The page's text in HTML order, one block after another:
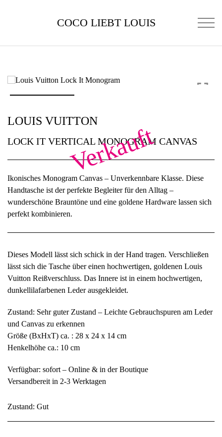
COCO LIEBT LOUIS
Verkauft
LOUIS VUITTON
LOCK IT VERTICAL MONOGRAM CANVAS
Ikonisches Monogram Canvas – Unverkennbare Klasse. Diese
Handtasche ist der perfekte Begleiter für den Alltag –
wunderschöne Brauntöne und eine goldene Hardware lassen sich
perfekt kombinieren.
Dieses Modell lässt sich schick in der Hand tragen. Verschließen
lässt sich die Tasche über einen hochwertigen, goldenen Louis
Vuitton Reißverschluss. Das Innere ist in einem hochwertigen,
dunkellilafarbenen Leder ausgekleidet.
Zustand: Sehr guter Zustand – Leichte Gebrauchspuren am Leder
und Canvas zu erkennen
Größe (BxHxT) ca. : 28 x 24 x 14 cm
Henkelhöhe ca.: 10 cm
Verfügbar: sofort – Online & in der Boutique
Versandbereit in 2-3 Werktagen
Zustand: Gut